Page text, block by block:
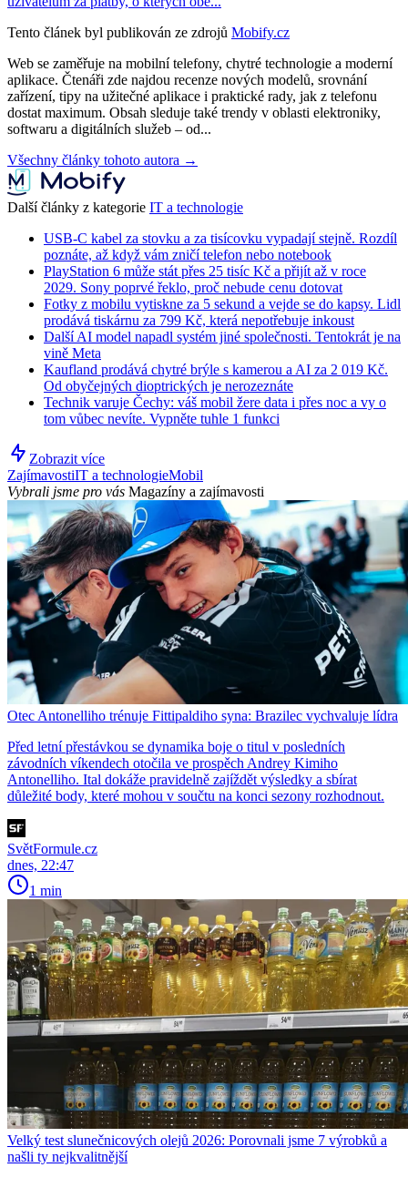
Tento článek byl publikován ze zdrojů Mobify.cz
Web se zaměřuje na mobilní telefony, chytré technologie a moderní
aplikace. Čtenáři zde najdou recenze nových modelů, srovnání
zařízení, tipy na užitečné aplikace i praktické rady, jak z telefonu
dostat maximum. Obsah sleduje také trendy v oblasti elektroniky,
softwaru a digitálních služeb – od...
Všechny články tohoto autora →
Další články z kategorie IT a technologie
USB-C kabel za stovku a za tisícovku vypadají stejně. Rozdíl
poznáte, až když vám zničí telefon nebo notebook
PlayStation 6 může stát přes 25 tisíc Kč a přijít až v roce
2029. Sony poprvé řeklo, proč nebude cenu dotovat
Fotky z mobilu vytiskne za 5 sekund a vejde se do kapsy. Lidl
prodává tiskárnu za 799 Kč, která nepotřebuje inkoust
Další AI model napadl systém jiné společnosti. Tentokrát je na
vině Meta
Kaufland prodává chytré brýle s kamerou a AI za 2 019 Kč.
Od obyčejných dioptrických je nerozeznáte
Technik varuje Čechy: váš mobil žere data i přes noc a vy o
tom vůbec nevíte. Vypněte tuhle 1 funkci
Zobrazit více
ZajímavostiIT a technologieMobil
Vybrali jsme pro vás Magazíny a zajímavosti
Otec Antonelliho trénuje Fittipaldiho syna: Brazilec vychvaluje lídra
Před letní přestávkou se dynamika boje o titul v posledních
závodních víkendech otočila ve prospěch Andrey Kimiho
Antonelliho. Ital dokáže pravidelně zajíždět výsledky a sbírat
důležité body, které mohou v součtu na konci sezony rozhodnout.
SvětFormule.cz
dnes, 22:47
1 min
Velký test slunečnicových olejů 2026: Porovnali jsme 7 výrobků a
našli ty nejkvalitnější